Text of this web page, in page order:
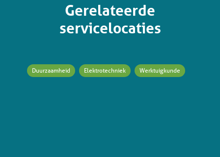
Gerelateerde
servicelocaties
Duurzaamheid Elektrotechniek Werktuigkunde